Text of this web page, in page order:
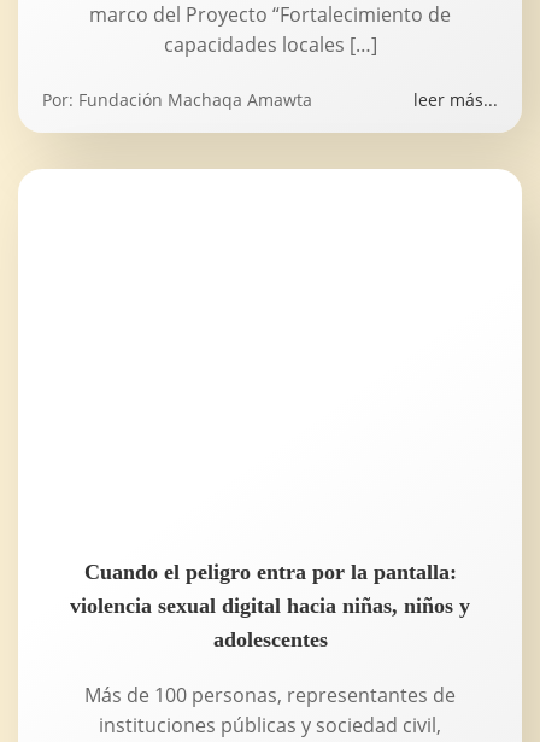
marco del Proyecto “Fortalecimiento de
capacidades locales […]
Por: Fundación Machaqa Amawta leer más...
Cuando el peligro entra por la pantalla:
violencia sexual digital hacia niñas, niños y
adolescentes
Más de 100 personas, representantes de
instituciones públicas y sociedad civil,